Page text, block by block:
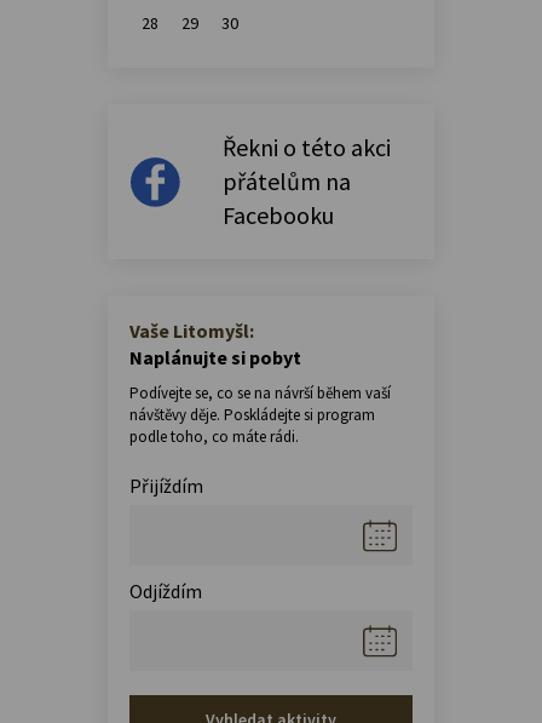
28
29 30
Řekni o této akci
přátelům na
Facebooku
Vaše Litomyšl:
Naplánujte si pobyt
Podívejte se, co se na návrší během vaší
návštěvy děje. Poskládejte si program
podle toho, co máte rádi.
Přijíždím
Odjíždím